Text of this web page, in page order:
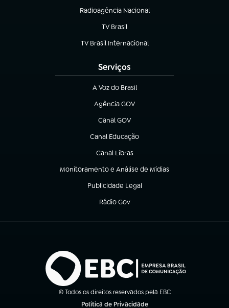
Radioagência Nacional
(abre em nova aba)
TV Brasil
(abre em nova aba)
TV Brasil Internacional
(abre em nova aba)
Serviços
A Voz do Brasil
(abre em nova aba)
Agência GOV
(abre em nova aba)
Canal GOV
(abre em nova aba)
Canal Educação
(abre em nova aba)
Canal Libras
(abre em nova aba)
Monitoramento e Análise de Mídias
(abre em nova aba)
Publicidade Legal
(abre em nova aba)
Rádio Gov
(abre em nova aba)
© Todos os direitos reservados pela EBC
Política de Privacidade